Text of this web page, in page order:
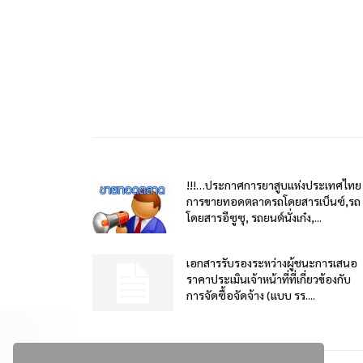
!!!…ประกาศการยาสูบแห่งประเทศไทย
การขายทอดตลาดรถโดยสารเบ็นซ์,รถ
โดยสารอีซูซุ, รถยนต์นั่งเก๋ง,...
เอกสารรับรองระหว่างผู้ชนะการเสนอ
ราคาประเมินเจ้าหน้าที่ที่เกี่ยวข้องกับ
การจัดซื้อจัดจ้าง (แบบ รร....